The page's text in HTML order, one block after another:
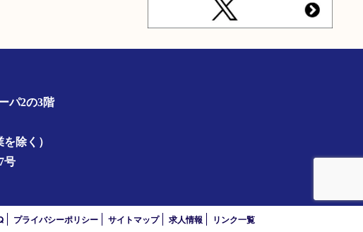
パ2の3階
除く）
号
プライバシーポリシー サイトマップ 求人情報 リンク一覧